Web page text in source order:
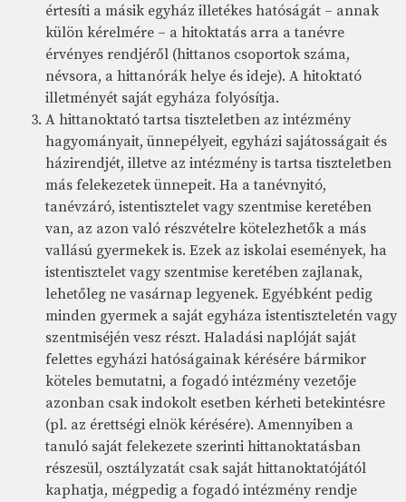
értesíti a másik egyház illetékes hatóságát – annak
külön kérelmére – a hitoktatás arra a tanévre
érvényes rendjéről (hittanos csoportok száma,
névsora, a hittanórák helye és ideje). A hitoktató
illetményét saját egyháza folyósítja.
A hittanoktató tartsa tiszteletben az intézmény
hagyományait, ünnepélyeit, egyházi sajátosságait és
házirendjét, illetve az intézmény is tartsa tiszteletben
más felekezetek ünnepeit. Ha a tanévnyitó,
tanévzáró, istentisztelet vagy szentmise keretében
van, az azon való részvételre kötelezhetők a más
vallású gyermekek is. Ezek az iskolai események, ha
istentisztelet vagy szentmise keretében zajlanak,
lehetőleg ne vasárnap legyenek. Egyébként pedig
minden gyermek a saját egyháza istentiszteletén vagy
szentmiséjén vesz részt. Haladási naplóját saját
felettes egyházi hatóságainak kérésére bármikor
köteles bemutatni, a fogadó intézmény vezetője
azonban csak indokolt esetben kérheti betekintésre
(pl. az érettségi elnök kérésére). Amennyiben a
tanuló saját felekezete szerinti hittanoktatásban
részesül, osztályzatát csak saját hittanoktatójától
kaphatja, mégpedig a fogadó intézmény rendje